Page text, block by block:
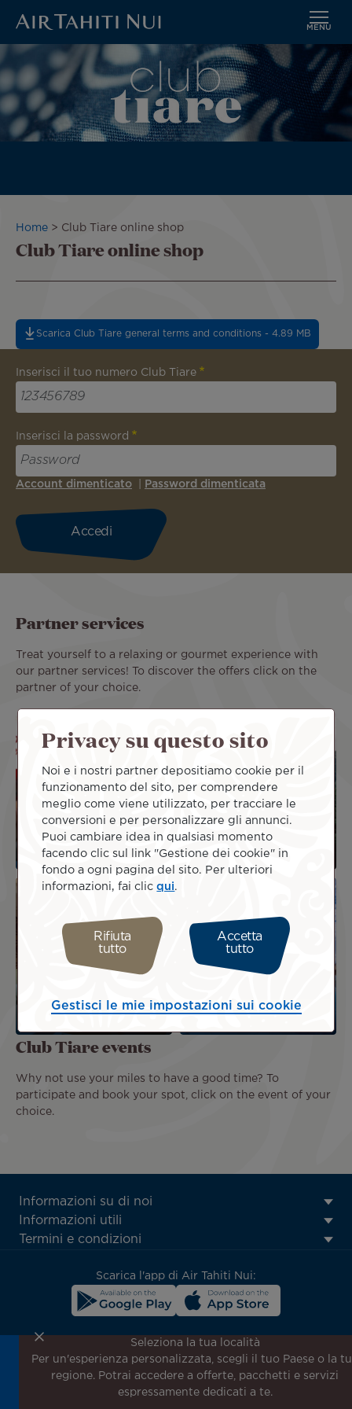
al
contenuto
principale
MENU
Immagine
Briciole
di
Home Club Tiare online shop
Club Tiare online shop
Scarica Club Tiare general terms and conditions - 4.89 MB
Inserisci il tuo numero Club Tiare
Inserisci la password
Account dimenticato Password dimenticata
Partner services
Treat yourself to a relaxing or gourmet experience with
our partner services! To discover the offers click on the
partner of your choice.
Gourmet Passport -
A guide for gourmet,
cultural and leisure
discoveries
AOA Polynesian
Forests - Outdoor
Activities
Image
Accommodation
Manava Beach
- Accommodation
Club Tiare events
Why not use your miles to have a good time? To
participate and book your spot, click on the event of your
choice.
ATN:
Footer
menu
Informazioni su di noi
Informazioni utili
Termini e condizioni
Scarica l'app di Air Tahiti Nui:
Iscriviti alla nostra newsletter per ricevere le ultime
notizie!
Ricevi per primo tutte le nostre offerte e promozioni
Seleziona la tua località
Per un'esperienza personalizzata, scegli il tuo Paese o la
regione. Potrai accedere a offerte, pacchetti e servizi
espressamente dedicati a te.
Privacy su questo sito
Noi e i nostri partner depositiamo cookie per il
funzionamento del sito, per comprendere
meglio come viene utilizzato, per tracciare le
conversioni e per personalizzare gli annunci.
Puoi cambiare idea in qualsiasi momento
facendo clic sul link "Gestione dei cookie" in
fondo a ogni pagina del sito. Per ulteriori
informazioni, fai clicqui
Rifiuta
tutto
Accetta
tutto
Gestisci le mie impostazioni sui cookie